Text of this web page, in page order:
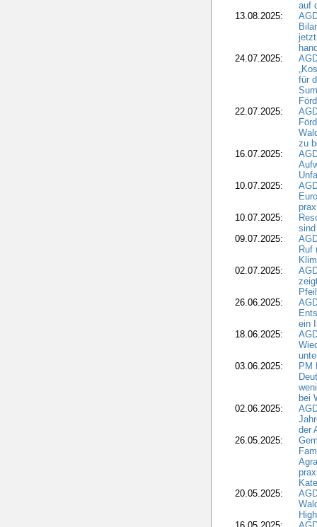
auf
13.08.2025:
24.07.2025:
für
22.07.2025:
zu
16.07.2025:
10.07.2025:
10.07.2025:
09.07.2025:
Ruf
02.07.2025:
26.06.2025:
ein
18.06.2025:
03.06.2025:
PM
bei
02.06.2025:
der
26.05.2025:
20.05.2025: